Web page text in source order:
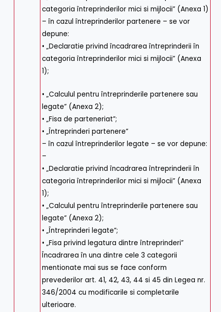
categoria întreprinderilor mici si mijlocii” (Anexa 1)
– în cazul întreprinderilor partenere – se vor
depune:
• „Declaratie privind încadrarea întreprinderii în
categoria întreprinderilor mici si mijlocii” (Anexa
1);
• „Calculul pentru întreprinderile partenere sau
legate” (Anexa 2);
• „Fisa de parteneriat”;
• „Întreprinderi partenere”
– în cazul întreprinderilor legate – se vor depune:
–
• „Declaratie privind încadrarea întreprinderii în
categoria întreprinderilor mici si mijlocii” (Anexa
1);
• „Calculul pentru întreprinderile partenere sau
legate” (Anexa 2);
• „Întreprinderi legate”;
• „Fisa privind legatura dintre întreprinderi”
Încadrarea în una dintre cele 3 categorii
mentionate mai sus se face conform
prevederilor art. 41, 42, 43, 44 si 45 din Legea nr.
346/2004 cu modificarile si completarile
ulterioare.